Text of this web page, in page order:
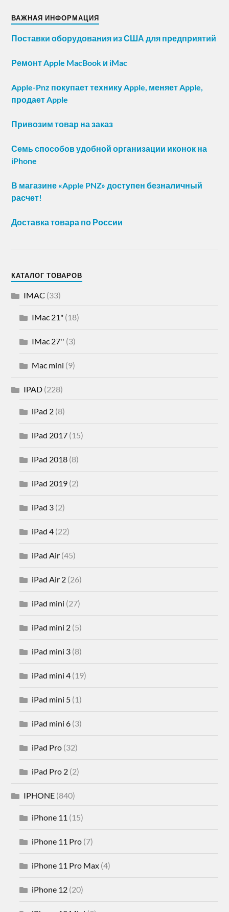
ВАЖНАЯ ИНФОРМАЦИЯ
Поставки оборудования из США для предприятий
Ремонт Apple MacBook и iMac
Apple-Pnz покупает технику Apple, меняет Apple,
продает Apple
Привозим товар на заказ
Семь способов удобной организации иконок на
iPhone
В магазине «Apple PNZ» доступен безналичный
расчет!
Доставка товара по России
КАТАЛОГ ТОВАРОВ
IMAC (33)
IMac 21" (18)
IMac 27'' (3)
Mac mini (9)
IPAD (228)
iPad 2 (8)
iPad 2017 (15)
iPad 2018 (8)
iPad 2019 (2)
iPad 3 (2)
iPad 4 (22)
iPad Air (45)
iPad Air 2 (26)
iPad mini (27)
iPad mini 2 (5)
iPad mini 3 (8)
iPad mini 4 (19)
iPad mini 5 (1)
iPad mini 6 (3)
iPad Pro (32)
iPad Pro 2 (2)
IPHONE (840)
iPhone 11 (15)
iPhone 11 Pro (7)
iPhone 11 Pro Max (4)
iPhone 12 (20)